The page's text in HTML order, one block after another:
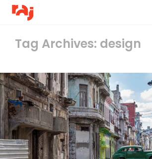
Tag Archives: design